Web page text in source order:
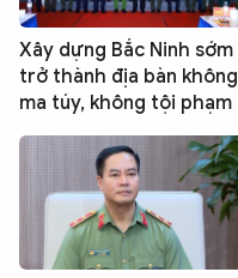
Xây dựng Bắc Ninh sớm
trở thành địa bàn không
ma túy, không tội phạm